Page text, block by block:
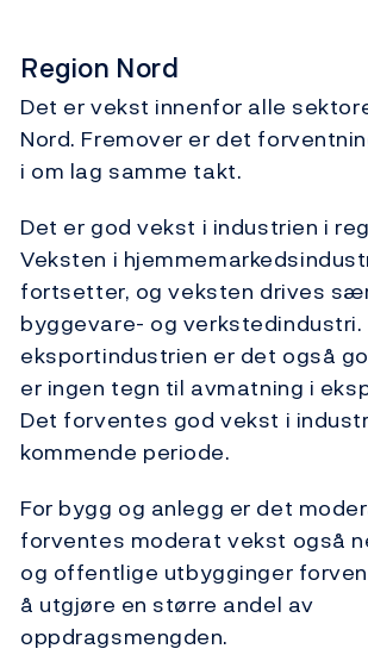
Region Nord
Det er vekst innenfor alle
Nord. Fremover er det
i om lag samme takt.
Det er god vekst i industrien i
Veksten i
fortsetter, og veksten drives
byggevare- og verkstedindustri.
eksportindustrien er det også
er ingen tegn til avmatning i
Det forventes god vekst i
kommende periode.
For bygg og anlegg er det
forventes moderat vekst også
og offentlige utbygginger
å utgjøre en større andel av
oppdragsmengden.